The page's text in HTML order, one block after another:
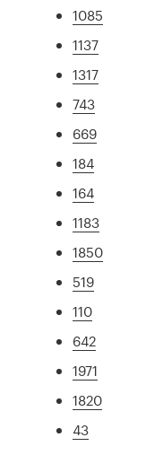
1085
1137
1317
743
669
184
164
1183
1850
519
110
642
1971
1820
43